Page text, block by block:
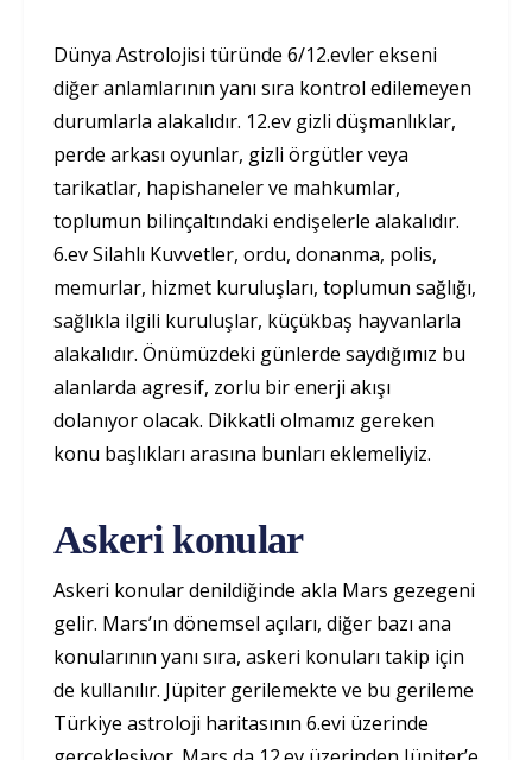
Dünya Astrolojisi türünde 6/12.evler ekseni
diğer anlamlarının yanı sıra kontrol edilemeyen
durumlarla alakalıdır. 12.ev gizli düşmanlıklar,
perde arkası oyunlar, gizli örgütler veya
tarikatlar, hapishaneler ve mahkumlar,
toplumun bilinçaltındaki endişelerle alakalıdır.
6.ev Silahlı Kuvvetler, ordu, donanma, polis,
memurlar, hizmet kuruluşları, toplumun sağlığı,
sağlıkla ilgili kuruluşlar, küçükbaş hayvanlarla
alakalıdır. Önümüzdeki günlerde saydığımız bu
alanlarda agresif, zorlu bir enerji akışı
dolanıyor olacak. Dikkatli olmamız gereken
konu başlıkları arasına bunları eklemeliyiz.
Askeri konular
Askeri konular denildiğinde akla Mars gezegeni
gelir. Mars’ın dönemsel açıları, diğer bazı ana
konularının yanı sıra, askeri konuları takip için
de kullanılır. Jüpiter gerilemekte ve bu gerileme
Türkiye astroloji haritasının 6.evi üzerinde